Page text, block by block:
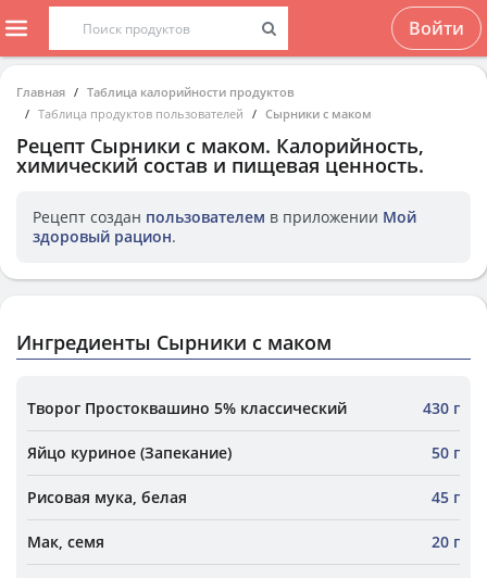
Войти
Главная
Таблица калорийности продуктов
Таблица продуктов пользователей
Сырники с маком
Рецепт Сырники с маком. Калорийность,
химический состав и пищевая ценность.
Рецепт создан пользователем в приложении Мой
здоровый рацион.
Ингредиенты Сырники с маком
Творог Простоквашино 5% классический 430 г
Яйцо куриное (Запекание) 50 г
Рисовая мука, белая 45 г
Мак, семя 20 г